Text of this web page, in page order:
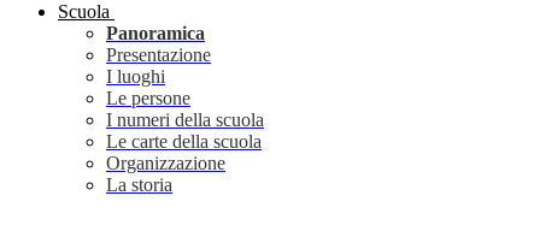
Scuola
Panoramica
Presentazione
I luoghi
Le persone
I numeri della scuola
Le carte della scuola
Organizzazione
La storia